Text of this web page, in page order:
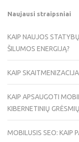
Naujausi straipsniai
KAIP NAUJOS
ŠILUMOS ENERGIJĄ?
KAIP
KAIP APSAUGOTI
KIBERNETINIŲ
MOBILUSIS SEO: KAIP